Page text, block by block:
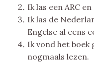
Ik las een ARC
Ik las de
Engelse al eens
Ik vond het boek
nogmaals lezen.